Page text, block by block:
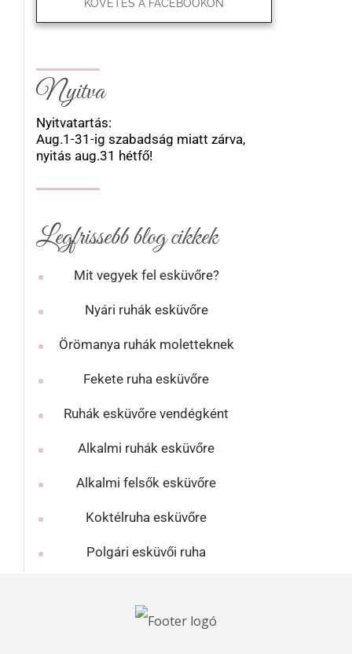
KÖVETÉS A FACEBOOKON
Nyitva
Nyitvatartás:
Aug.1-31-ig szabadság miatt zárva,
nyitás aug.31 hétfő!
Legfrissebb blog cikkek
Mit vegyek fel esküvőre?
Nyári ruhák esküvőre
Örömanya ruhák moletteknek
Fekete ruha esküvőre
Ruhák esküvőre vendégként
Alkalmi ruhák esküvőre
Alkalmi felsők esküvőre
Koktélruha esküvőre
Polgári esküvői ruha